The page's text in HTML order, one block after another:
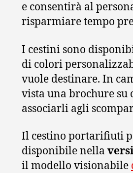
e consentirà al
risparmiare tempo
I cestini sono
di colori
vuole destinare. In
vista una brochure
associarli agli
Il cestino portarifiuti
disponibile nella
il modello visionabile